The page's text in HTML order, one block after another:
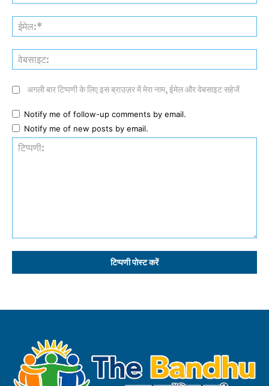
अगली बार टिप्पणी के लिए इस ब्राउज़र में मेरा नाम, ईमेल और वेबसाइट सहेजें
Notify me of follow-up comments by email.
Notify me of new posts by email.